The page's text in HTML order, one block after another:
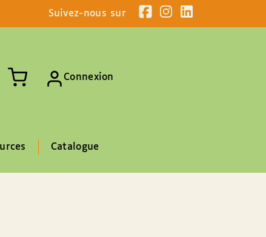
Suivez-nous sur
Connexion
Catalogue